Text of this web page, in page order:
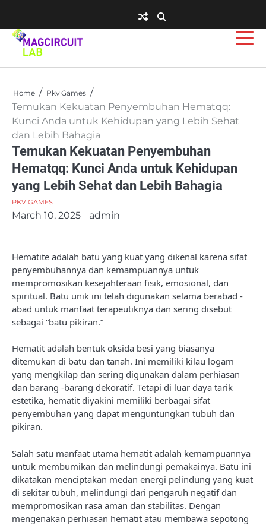
content
Home Pkv Games
Temukan Kekuatan Penyembuhan Hematqq:
Kunci Anda untuk Kehidupan yang Lebih Sehat
dan Lebih Bahagia
Temukan Kekuatan Penyembuhan
Hematqq: Kunci Anda untuk Kehidupan
yang Lebih Sehat dan Lebih Bahagia
PKV GAMES
March 10, 2025 admin
Hematite adalah batu yang kuat yang dikenal karena sifat
penyembuhannya dan kemampuannya untuk
mempromosikan kesejahteraan fisik, emosional, dan
spiritual. Batu unik ini telah digunakan selama berabad -
abad untuk manfaat terapeutiknya dan sering disebut
sebagai “batu pikiran.”
Hematit adalah bentuk oksida besi yang biasanya
ditemukan di batu dan tanah. Ini memiliki kilau logam
yang mengkilap dan sering digunakan dalam perhiasan
dan barang -barang dekoratif. Tetapi di luar daya tarik
estetika, hematit diyakini memiliki berbagai sifat
penyembuhan yang dapat menguntungkan tubuh dan
pikiran.
Salah satu manfaat utama hematit adalah kemampuannya
untuk membumikan dan melindungi pemakainya. Batu ini
dikatakan menciptakan medan energi pelindung yang kuat
di sekitar tubuh, melindungi dari pengaruh negatif dan
mempromosikan rasa aman dan stabilitas. Dengan
mengenakan perhiasan hematit atau membawa sepotong